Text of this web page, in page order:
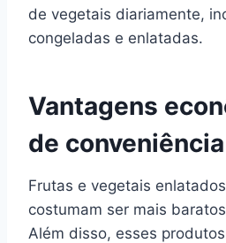
de vegetais diariamente,
congeladas e enlatadas.
Vantagens
de conveniência
Frutas e vegetais
costumam ser mais
Além disso, esses